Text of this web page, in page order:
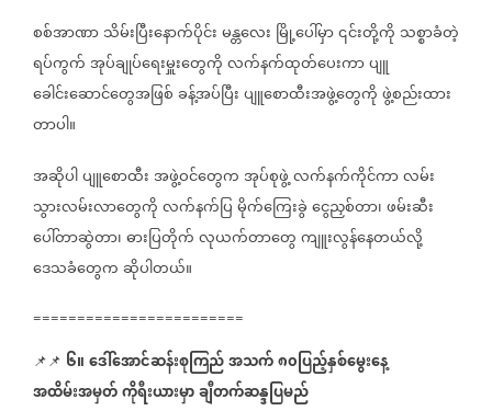
စစ်အာဏာသိမ်းပြီးနောက်ပိုင်းမန္တလေး မြို့ပေါ်မှာ၎င်းတို့ကို သစ္စာခံတဲ့
ရပ်ကွက်အုပ်ချုပ်ရေးမှူးတွေကိုလက်နက်ထုတ်ပေးကာပျူ
ခေါင်းဆောင်တွေအဖြစ်ခန့်အပ်ပြီးပျူစောထီးအဖွဲ့တွေကိုဖွဲ့စည်းထား
တာပါ။
အဆိုပါပျူစောထီးအဖွဲ့ဝင်တွေကအုပ်စုဖွဲ့လက်နက်ကိုင်ကာလမ်း
သွားလမ်းလာတွေကိုလက်နက်ပြမိုက်ကြေးခွဲငွေညှစ်တာ၊ဖမ်းဆီး
ပေါ်တာဆွဲတာ၊ဓားပြတိုက်လုယက်တာတွေကျူးလွန်နေတယ်လို့
ဒေသခံတွေကဆိုပါတယ်။
========================
📌📌 ၆။ဒေါ်အောင်ဆန်းစုကြည်အသက်၈၀ပြည့်နှစ်မွေးနေ့
အထိမ်းအမှတ်ကိုရီးယားမှာချီတက်ဆန္ဒပြမည်